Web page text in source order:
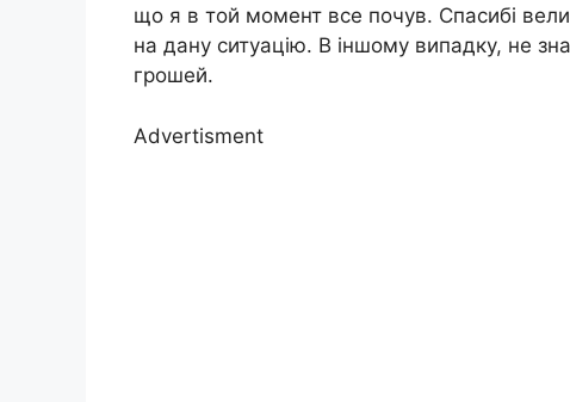
що я в той момент все почув. Спасибі
на дану ситуацію. В іншому випадку, не
грошей.
Advertisment